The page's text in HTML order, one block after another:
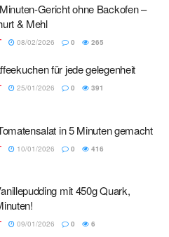
Gericht ohne Backofen –
& Mehl
08/02/2026 0 265
für jede gelegenheit
25/01/2026 0 391
in 5 Minuten gemacht
10/01/2026 0 416
mit 450g Quark,
09/01/2026 0 6